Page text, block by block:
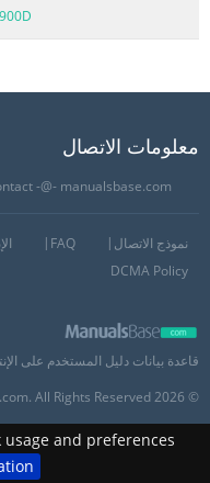
and preferences.
معلومات الاتصال
-@- manualsbase.com
نموذج الاتصال FAQ
DCMA Policy
قاعدة بيانات دليل المستخدم على
© 2026 by ManualsBase.com. All Rights Reserved.